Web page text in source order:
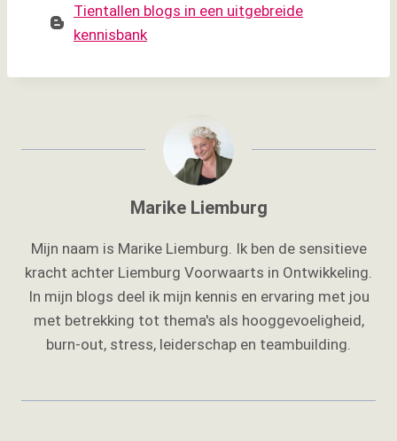
Tientallen blogs in een uitgebreide
kennisbank
Marike Liemburg
Mijn naam is Marike Liemburg. Ik ben de sensitieve
kracht achter Liemburg Voorwaarts in Ontwikkeling.
In mijn blogs deel ik mijn kennis en ervaring met jou
met betrekking tot thema's als hooggevoeligheid,
burn-out, stress, leiderschap en teambuilding.